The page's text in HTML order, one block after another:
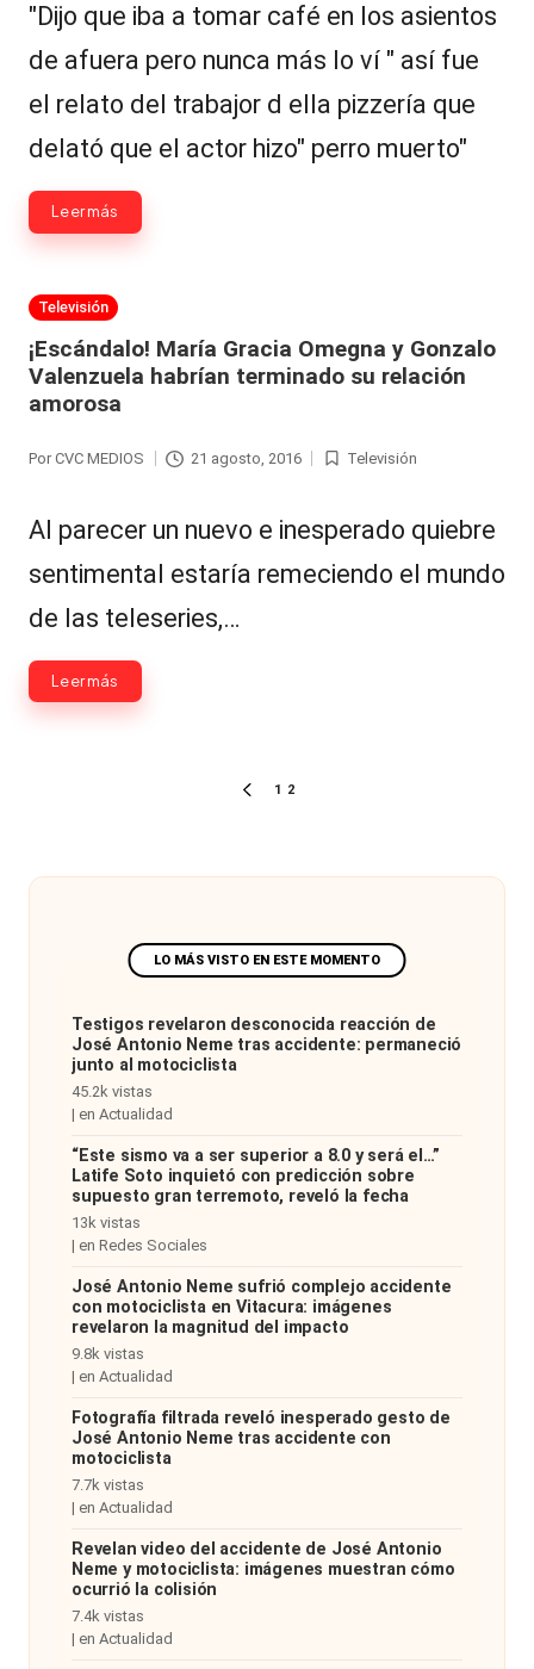
e
d
e
s
|
L
a
C
V
C
"Dijo que iba a tomar café en los asientos
de afuera pero nunca más lo ví " así fue
el relato del trabajor d ella pizzería que
delató que el actor hizo" perro muerto"
Leer más
Publicada
Televisión
¡Escándalo! María Gracia Omegna y Gonzalo
Valenzuela habrían terminado su relación
amorosa
Por CVC MEDIOS 21 agosto, 2016
Publicada
Televisión
Al parecer un nuevo e inesperado quiebre
sentimental estaría remeciendo el mundo
de las teleseries,…
Leer más
PÁGINA
1 2
Testigos revelaron desconocida reacción de
José Antonio Neme tras accidente: permaneció
junto al motociclista
45.2k vistas
| en Actualidad
“Este sismo va a ser superior a 8.0 y será el…”
Latife Soto inquietó con predicción sobre
supuesto gran terremoto, reveló la fecha
13k vistas
| en Redes Sociales
José Antonio Neme sufrió complejo accidente
con motociclista en Vitacura: imágenes
revelaron la magnitud del impacto
9.8k vistas
| en Actualidad
Fotografía filtrada reveló inesperado gesto de
José Antonio Neme tras accidente con
motociclista
7.7k vistas
| en Actualidad
Revelan video del accidente de José Antonio
Neme y motociclista: imágenes muestran cómo
ocurrió la colisión
7.4k vistas
| en Actualidad